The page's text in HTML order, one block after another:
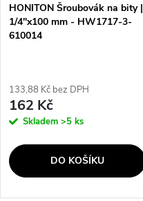
HONITON Šroubovák na bity |
1/4"x100 mm - HW1717-3-
610014
133,88 Kč bez DPH
162 Kč
Skladem >5 ks
DO KOŠÍKU